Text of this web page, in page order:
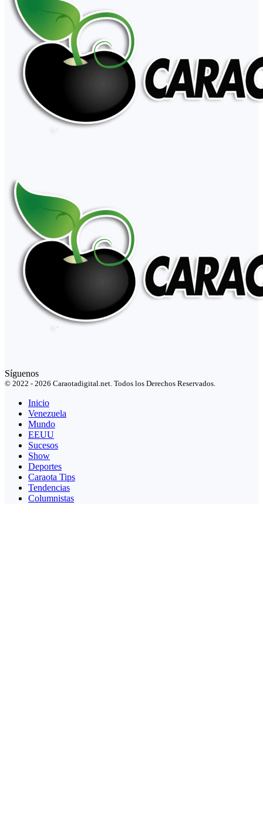
Síguenos
© 2022 - 2026 Caraotadigital.net. Todos los Derechos Reservados.
Inicio
Venezuela
Mundo
EEUU
Sucesos
Show
Deportes
Caraota Tips
Tendencias
Columnistas